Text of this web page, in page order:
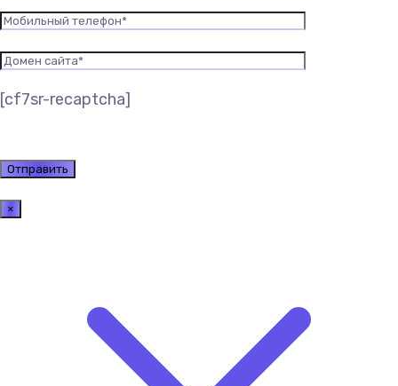
[cf7sr-recaptcha]
×